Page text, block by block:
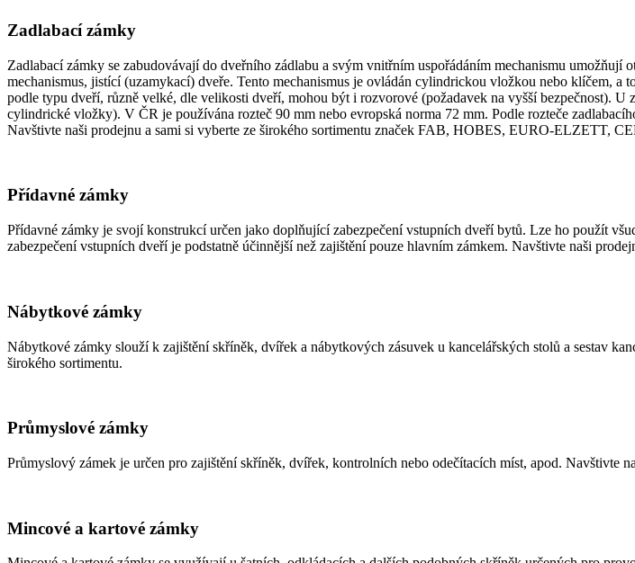
Zadlabací zámky
Zadlabací zámky se zabudovávají do dveřního zádlabu a svým vnitřním uspořádáním mechanismu
mechanismus, jistící (uzamykací) dveře. Tento mechanismus je ovládán cylindrickou vložkou nebo klíčem,
podle typu dveří, různě velké, dle velikosti dveří, mohou být i rozvorové (požadavek na vyšší bezpečnost).
cylindrické vložky). V ČR je používána rozteč 90 mm nebo evropská norma 72 mm. Podle rozteče
Navštivte naši prodejnu a sami si vyberte ze širokého sortimentu značek FAB, HOBES, EURO-ELZETT,
Přídavné zámky
Přídavné zámky je svojí konstrukcí určen jako doplňující zabezpečení vstupních dveří bytů. Lze ho použít
zabezpečení vstupních dveří je podstatně účinnější než zajištění pouze hlavním zámkem. Navštivte naši
Nábytkové zámky
Nábytkové zámky slouží k zajištění skříněk, dvířek a nábytkových zásuvek u kancelářských stolů a sestav
širokého sortimentu.
Průmyslové zámky
Průmyslový zámek je určen pro zajištění skříněk, dvířek, kontrolních nebo odečítacích míst, apod. Navštivte
Mincové a kartové zámky